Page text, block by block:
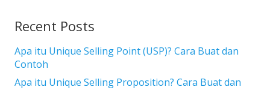
Recent Posts
Apa itu Unique Selling Point (USP)? Cara Buat dan
Contoh
Apa itu Unique Selling Proposition? Cara Buat dan